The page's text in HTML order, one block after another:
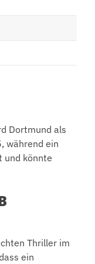
Dortmund als
während ein
und könnte
Thriller im
ein